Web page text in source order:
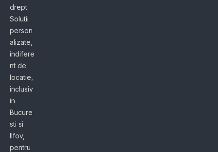
drept.
Solutii
person
alizate,
indifere
nt de
locatie,
inclusiv
in
Bucure
sti si
Ilfov,
pentru